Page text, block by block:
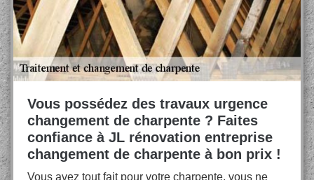
Vous possédez des travaux urgence
changement de charpente ? Faites
confiance à JL rénovation entreprise
changement de charpente à bon prix !
Vous avez tout fait pour votre charpente, vous ne